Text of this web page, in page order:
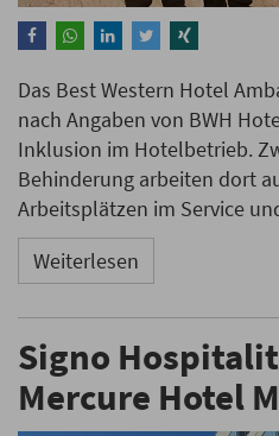
Das Best Western Hotel
nach Angaben von BWH
Inklusion im Hotelbetrieb.
Behinderung arbeiten dort
Arbeitsplätzen im Service
Weiterlesen
Signo
Mercure Hotel